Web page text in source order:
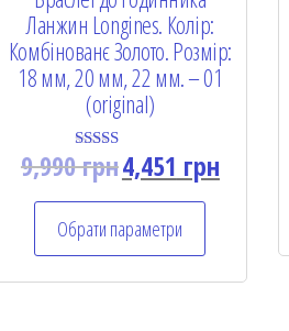
Ланжин Longines. Колір:
Комбінованє Золото. Розмір:
18 мм, 20 мм, 22 мм. – 01
(original)
Rated
5.00
9,990грн4,451 грн
Обрати параметри